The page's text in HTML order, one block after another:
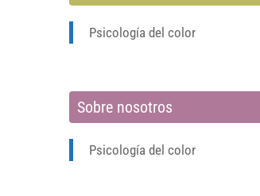
Psicología del color
Sobre nosotros
Psicología del color